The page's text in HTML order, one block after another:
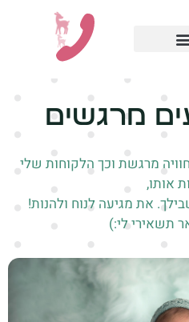
ים מרגשים
חוויה מרגשת וכך הלקוחות שלי
אותו,
את מגיעה לנוח ולהנות!
תשאירי לי:)